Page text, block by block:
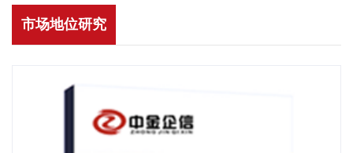
市场地位研究